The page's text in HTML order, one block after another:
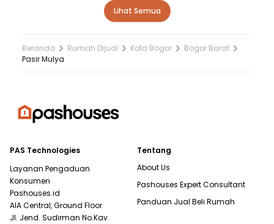
Lihat Semua
Beranda Rumah Dijual Kota Bogor
Bogor Barat
Pasir Mulya
PAS Technologies
Layanan Pengaduan
Konsumen
Pashouses.id
AIA Central, Ground Floor
Jl. Jend. Sudirman No.Kav.
Tentang
About Us
Pashouses Expert Consultant
Panduan Jual Beli Rumah